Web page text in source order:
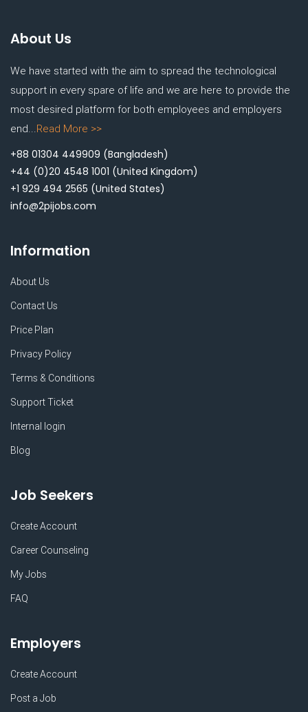
About Us
We have started with the aim to spread the technological
support in every spare of life and we are here to provide the
most desired platform for both employees and employers
end...Read More >>
+88 01304 449909 (Bangladesh)
+44 (0)20 4548 1001 (United Kingdom)
+1 929 494 2565 (United States)
info@2pijobs.com
Information
About Us
Contact Us
Price Plan
Privacy Policy
Terms & Conditions
Support Ticket
Internal login
Blog
Job Seekers
Create Account
Career Counseling
My Jobs
FAQ
Employers
Create Account
Post a Job